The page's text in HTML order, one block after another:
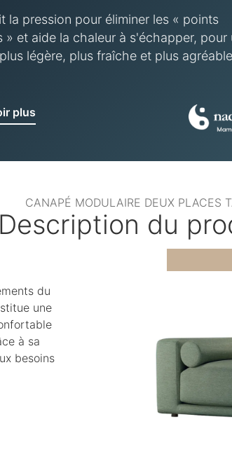
la pression pour éliminer les « points
» et aide la chaleur à s'échapper, pour
légère, plus fraîche et plus
plus
CANAPÉ MODULAIRE DEUX PLACES
Description du
du
une
à sa
besoins